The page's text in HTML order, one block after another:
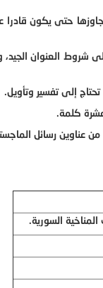
حتى يكون قادرا
شروط العنوان
إلى تفسير وتأويل.
كلمة.
عناوين رسائل
السورية.